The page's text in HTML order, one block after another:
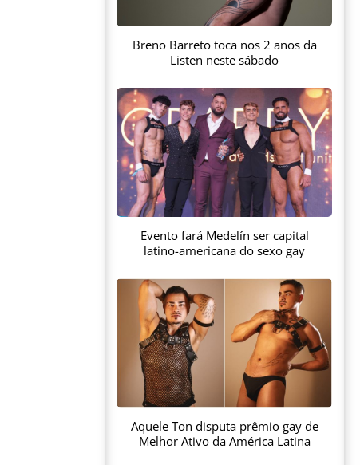
Breno Barreto toca nos 2 anos da
Listen neste sábado
Evento fará Medelín ser capital
latino-americana do sexo gay
Aquele Ton disputa prêmio gay de
Melhor Ativo da América Latina